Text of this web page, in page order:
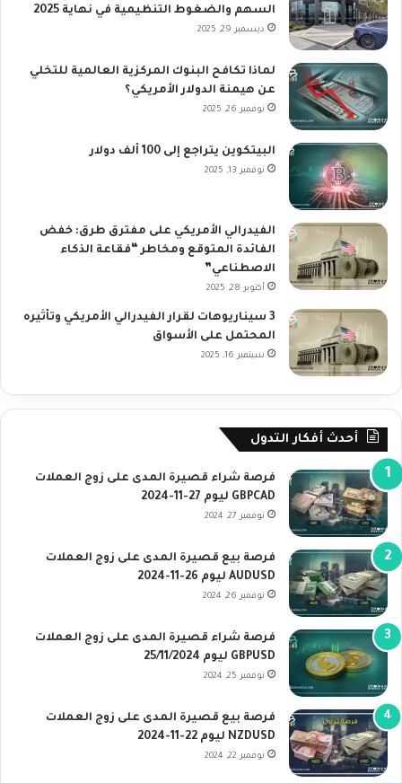
السهم والضغوط التنظيمية في نهاية 2025
ديسمبر 29, 2025
لماذا تكافح البنوك المركزية العالمية للتخلي
عن هيمنة الدولار الأمريكي؟
نوفمبر 26, 2025
البيتكوين يتراجع إلى 100 ألف دولار
نوفمبر 13, 2025
الفيدرالي الأمريكي على مفترق طرق: خفض
الفائدة المتوقع ومخاطر “فقاعة الذكاء
الاصطناعي”
أكتوبر 28, 2025
3 سيناريوهات لقرار الفيدرالي الأمريكي وتأثيره
المحتمل على الأسواق
سبتمبر 16, 2025
أحدث أفكار التدول
فرصة شراء قصيرة المدى على زوج العملات
GBPCAD ليوم 27-11-2024
نوفمبر 27, 2024
فرصة بيع قصيرة المدى على زوج العملات
AUDUSD ليوم 26-11-2024
نوفمبر 26, 2024
فرصة شراء قصيرة المدى على زوج العملات
GBPUSD ليوم 25/11/2024
نوفمبر 25, 2024
فرصة بيع قصيرة المدى على زوج العملات
NZDUSD ليوم 22-11-2024
نوفمبر 22, 2024